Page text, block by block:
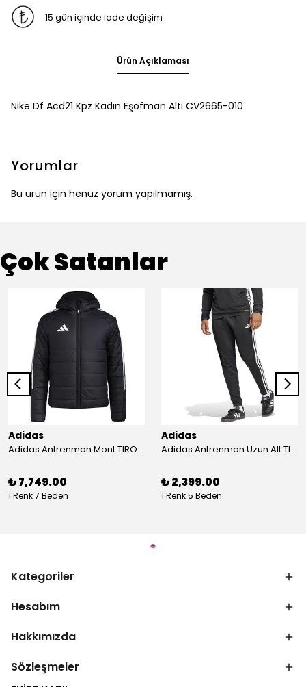
15 gün içinde iade değişim
Ürün Açıklaması
Nike Df Acd21 Kpz Kadın Eşofman Altı CV2665-010
Yorumlar
Bu ürün için henüz yorum yapılmamış.
Çok Satanlar
Adidas
Adidas Antrenman Mont TIRO24 WINT JKT IJ7388
₺ 7,749.00
1 Renk 7 Beden
Adidas
Adidas Antrenman Uzun Alt TIRO ES PNT JD0442
₺ 2,399.00
1 Renk 5 Beden
Kategoriler
Hesabım
Hakkımızda
Sözleşmeler